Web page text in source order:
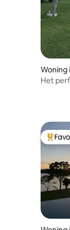
Woning
Het